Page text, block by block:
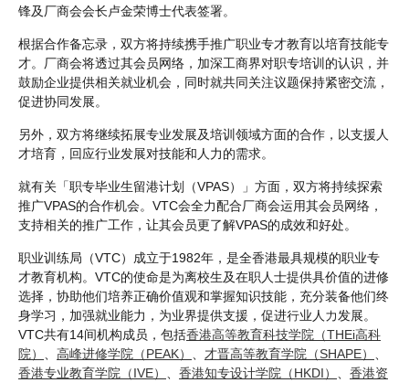
锋及厂商会会长卢金荣博士代表签署。
根据合作备忘录，双方将持续携手推广职业专才教育以培育技能专
才。厂商会将透过其会员网络，加深工商界对职专培训的认识，并
鼓励企业提供相关就业机会，同时就共同关注议题保持紧密交流，
促进协同发展。
另外，双方将继续拓展专业发展及培训领域方面的合作，以支援人
才培育，回应行业发展对技能和人力的需求。
就有关「职专毕业生留港计划（VPAS）」方面，双方将持续探索
推广VPAS的合作机会。VTC会全力配合厂商会运用其会员网络，
支持相关的推广工作，让其会员更了解VPAS的成效和好处。
职业训练局（VTC）成立于1982年，是全香港最具规模的职业专
才教育机构。VTC的使命是为离校生及在职人士提供具价值的进修
选择，协助他们培养正确价值观和掌握知识技能，充分装备他们终
身学习，加强就业能力，为业界提供支援，促进行业人力发展。
VTC共有14间机构成员，包括香港高等教育科技学院（THEi高科
院）
高峰进修学院（PEAK） 才晋高等教育学院（SHAPE）
香港专业教育学院（IVE）
香港知专设计学院（HKDI）
香港资